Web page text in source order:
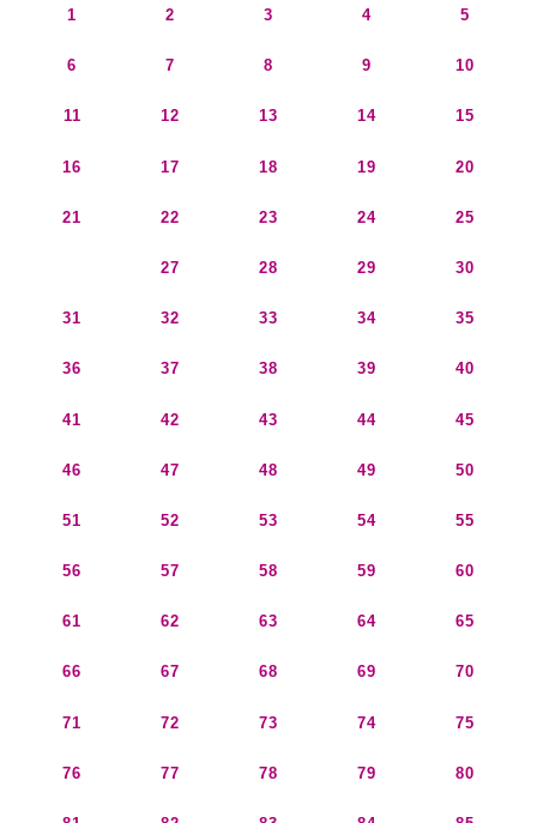
1 2 3 4 5
6 7 8 9 10
11 12 13 14 15
16 17 18 19 20
21 22 23 24 25
27 28 29 30
31 32 33 34 35
36 37 38 39 40
41 42 43 44 45
46 47 48 49 50
51 52 53 54 55
56 57 58 59 60
61 62 63 64 65
66 67 68 69 70
71 72 73 74 75
76 77 78 79 80